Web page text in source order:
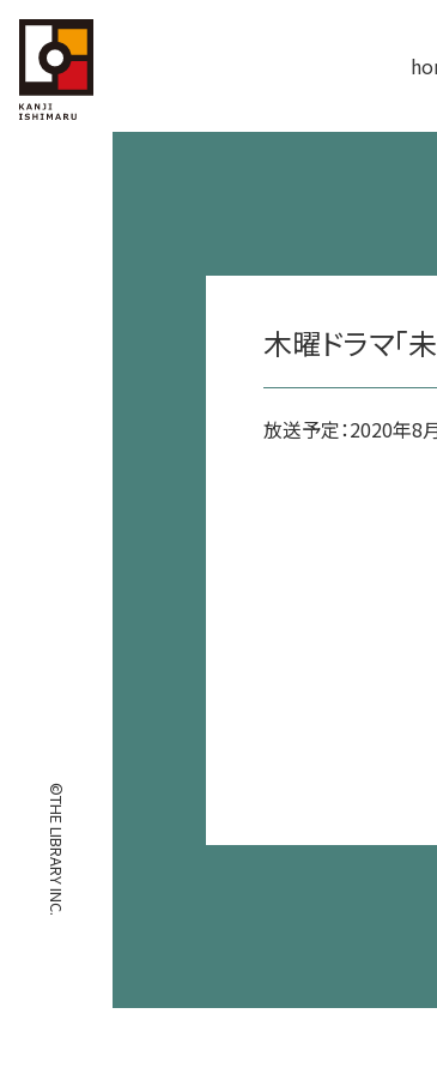
木曜ドラマ「
放送予定：2020年8
©THE LIBRARY INC.